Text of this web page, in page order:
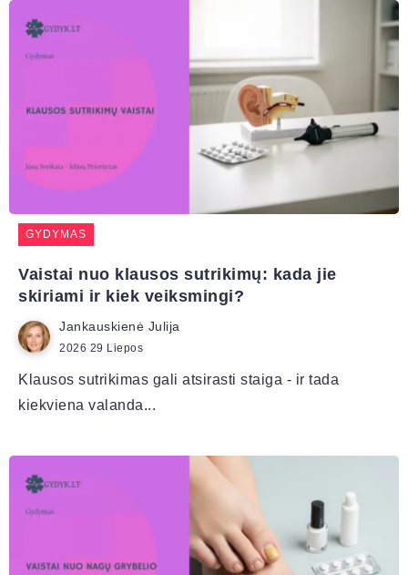
GYDYMAS
Vaistai nuo klausos sutrikimų: kada jie
skiriami ir kiek veiksmingi?
Jankauskienė Julija
2026 29 Liepos
Klausos sutrikimas gali atsirasti staiga - ir tada
kiekviena valanda...